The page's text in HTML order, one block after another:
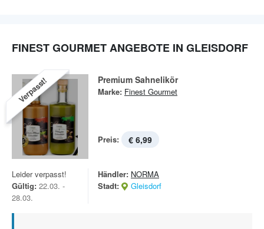
FINEST GOURMET ANGEBOTE IN GLEISDORF
Verpasst! Premium Sahnelikör
Marke: Finest Gourmet
Preis: € 6,99
Leider verpasst!
Gültig: 22.03. -
28.03.
Händler: NORMA
Stadt:
Gleisdorf